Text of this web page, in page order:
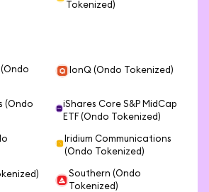
Tokenized)
IonQ (Ondo Tokenized)
(Ondo
iShares Core S&P MidCap
ETF (Ondo Tokenized)
Iridium Communications
(Ondo Tokenized)
Southern (Ondo
Tokenized)